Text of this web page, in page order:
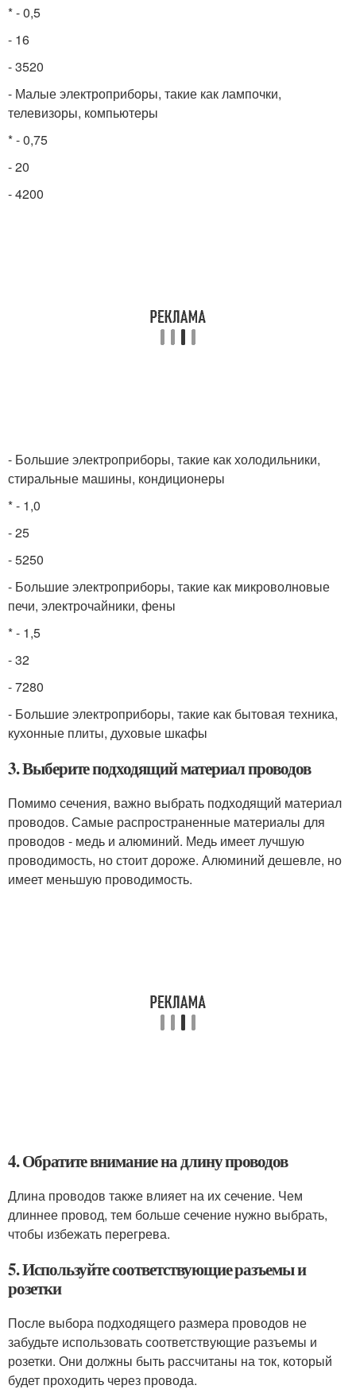
* - 0,5
- 16
- 3520
- Малые электроприборы, такие как лампочки,
телевизоры, компьютеры
* - 0,75
- 20
- 4200
- Большие электроприборы, такие как холодильники,
стиральные машины, кондиционеры
* - 1,0
- 25
- 5250
- Большие электроприборы, такие как микроволновые
печи, электрочайники, фены
* - 1,5
- 32
- 7280
- Большие электроприборы, такие как бытовая техника,
кухонные плиты, духовые шкафы
3. Выберите подходящий материал проводов
Помимо сечения, важно выбрать подходящий материал
проводов. Самые распространенные материалы для
проводов - медь и алюминий. Медь имеет лучшую
проводимость, но стоит дороже. Алюминий дешевле, но
имеет меньшую проводимость.
4. Обратите внимание на длину проводов
Длина проводов также влияет на их сечение. Чем
длиннее провод, тем больше сечение нужно выбрать,
чтобы избежать перегрева.
5. Используйте соответствующие разъемы и
розетки
После выбора подходящего размера проводов не
забудьте использовать соответствующие разъемы и
розетки. Они должны быть рассчитаны на ток, который
будет проходить через провода.